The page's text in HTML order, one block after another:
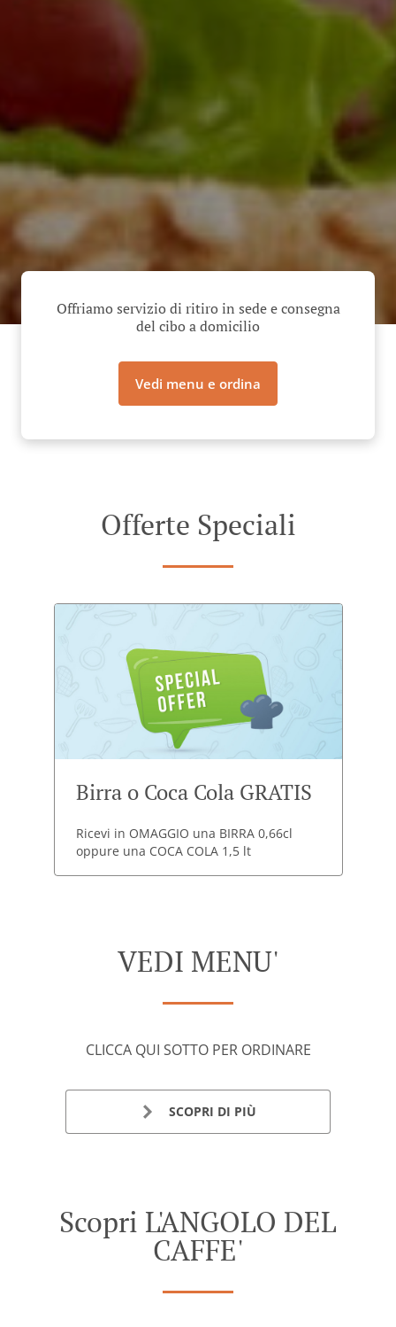
Offriamo servizio di ritiro in sede e consegna
del cibo a domicilio
Vedi menu e ordina
Offerte Speciali
Birra o Coca Cola GRATIS
Ricevi in OMAGGIO una BIRRA 0,66cl
oppure una COCA COLA 1,5 lt
VEDI MENU'
CLICCA QUI SOTTO PER ORDINARE
SCOPRI DI PIÙ
Scopri L'ANGOLO DEL
CAFFE'